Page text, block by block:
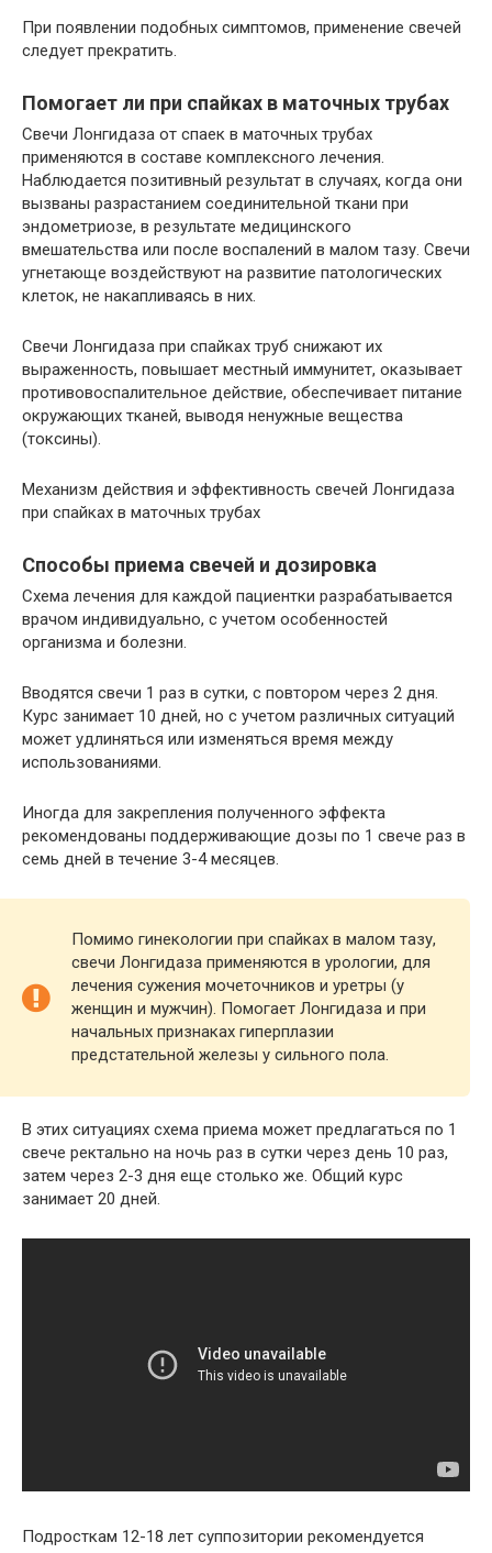
При появлении подобных симптомов, применение свечей
следует прекратить.
Помогает ли при спайках в маточных трубах
Свечи Лонгидаза от спаек в маточных трубах
применяются в составе комплексного лечения.
Наблюдается позитивный результат в случаях, когда они
вызваны разрастанием соединительной ткани при
эндометриозе, в результате медицинского
вмешательства или после воспалений в малом тазу. Свечи
угнетающе воздействуют на развитие патологических
клеток, не накапливаясь в них.
Свечи Лонгидаза при спайках труб снижают их
выраженность, повышает местный иммунитет, оказывает
противовоспалительное действие, обеспечивает питание
окружающих тканей, выводя ненужные вещества
(токсины).
Механизм действия и эффективность свечей Лонгидаза
при спайках в маточных трубах
Способы приема свечей и дозировка
Схема лечения для каждой пациентки разрабатывается
врачом индивидуально, с учетом особенностей
организма и болезни.
Вводятся свечи 1 раз в сутки, с повтором через 2 дня.
Курс занимает 10 дней, но с учетом различных ситуаций
может удлиняться или изменяться время между
использованиями.
Иногда для закрепления полученного эффекта
рекомендованы поддерживающие дозы по 1 свече раз в
семь дней в течение 3-4 месяцев.
Помимо гинекологии при спайках в малом тазу,
свечи Лонгидаза применяются в урологии, для
лечения сужения мочеточников и уретры (у
женщин и мужчин). Помогает Лонгидаза и при
начальных признаках гиперплазии
предстательной железы у сильного пола.
В этих ситуациях схема приема может предлагаться по 1
свече ректально на ночь раз в сутки через день 10 раз,
затем через 2-3 дня еще столько же. Общий курс
занимает 20 дней.
Подросткам 12-18 лет суппозитории рекомендуется